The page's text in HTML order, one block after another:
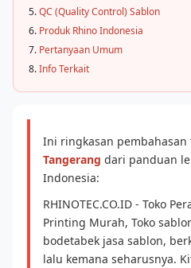
QC (Quality Control) Sablon
Produk Rhino Indonesia
Pertanyaan Umum
Info Terkait
Ini ringkasan pembahasan
Tangerang dari panduan
Indonesia:
RHINOTEC.CO.ID - Toko
Printing Murah, Toko
bodetabek jasa sablon,
lalu kemana seharusnya.